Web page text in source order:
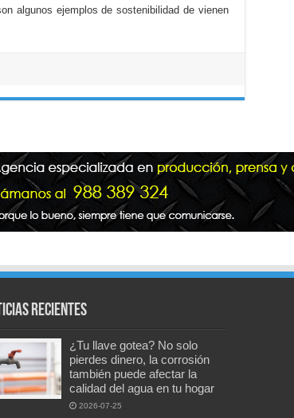
algunos ejemplos de sostenibilidad de vienen
recientes
¿Tu llave gotea? No solo
pierdes dinero, la corrosión
también puede afectar la
calidad del agua en tu hogar
2026-07-25